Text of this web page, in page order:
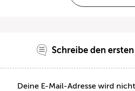
Schreibe den
Deine E-Mail-Adresse wird